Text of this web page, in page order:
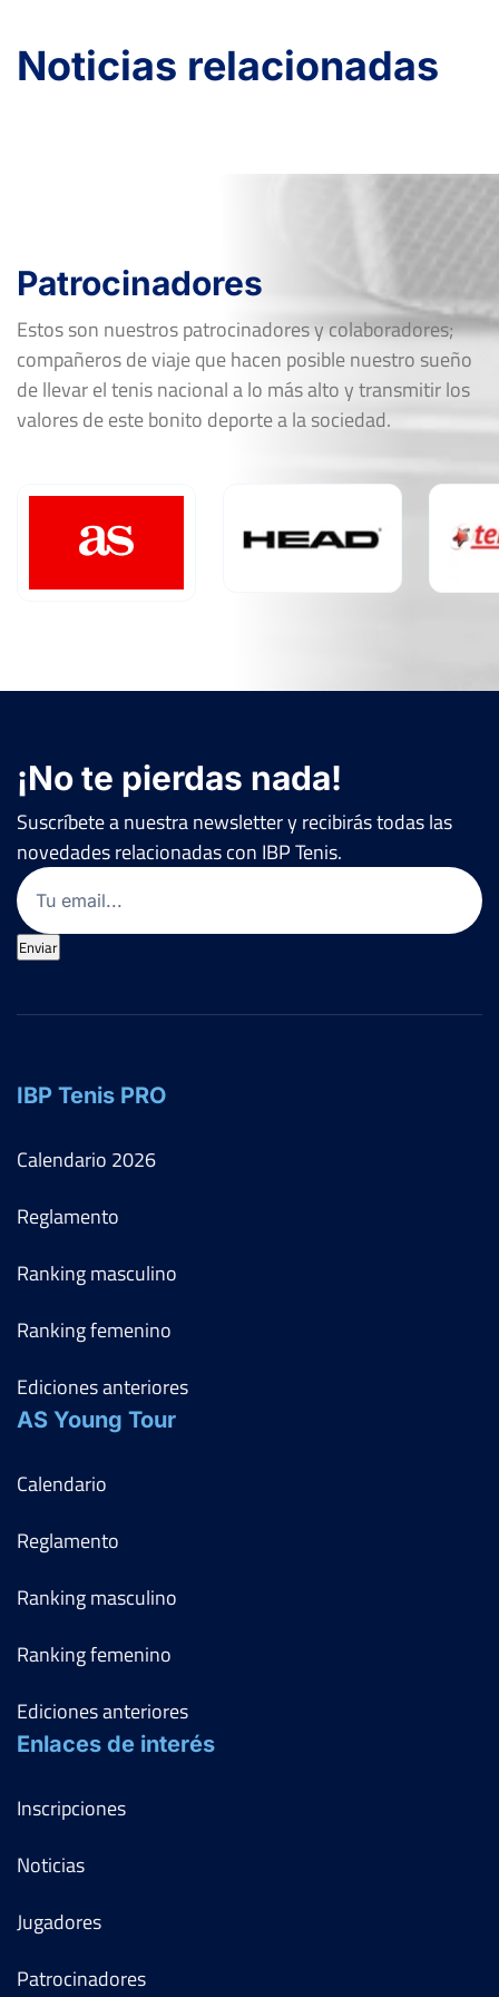
Noticias relacionadas
Patrocinadores
Estos son nuestros patrocinadores y colaboradores;
compañeros de viaje que hacen posible nuestro sueño
de llevar el tenis nacional a lo más alto y transmitir los
valores de este bonito deporte a la sociedad.
¡No te pierdas nada!
Suscríbete a nuestra newsletter y recibirás todas las
novedades relacionadas con IBP Tenis.
Email
Enviar
IBP Tenis PRO
Calendario 2026
Reglamento
Ranking masculino
Ranking femenino
Ediciones anteriores
AS Young Tour
Calendario
Reglamento
Ranking masculino
Ranking femenino
Ediciones anteriores
Enlaces de interés
Inscripciones
Noticias
Jugadores
Patrocinadores